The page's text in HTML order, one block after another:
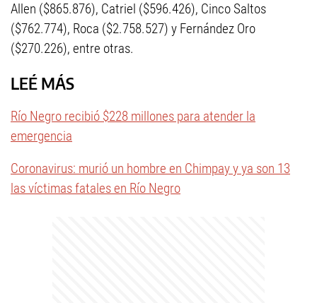
Allen ($865.876), Catriel ($596.426), Cinco Saltos
($762.774), Roca ($2.758.527) y Fernández Oro
($270.226), entre otras.
LEÉ MÁS
Río Negro recibió $228 millones para atender la
emergencia
Coronavirus: murió un hombre en Chimpay y ya son 13
las víctimas fatales en Río Negro